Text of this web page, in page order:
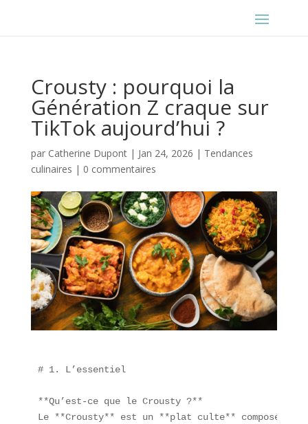
Crousty : pourquoi la
Génération Z craque sur
TikTok aujourd’hui ?
par Catherine Dupont| Jan 24, 2026 | Tendances
culinaires | 0 commentaires
# 1. L’essentiel
**Qu’est-ce que le Crousty ?**
Le **Crousty** est un **plat culte** composé